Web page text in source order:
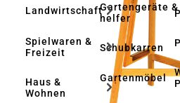
Landwirtschaft
Spielwaren &
Freizeit
Haus &
Wohnen
Gartengeräte
helfer
Schubkarren
Gartenmöbel